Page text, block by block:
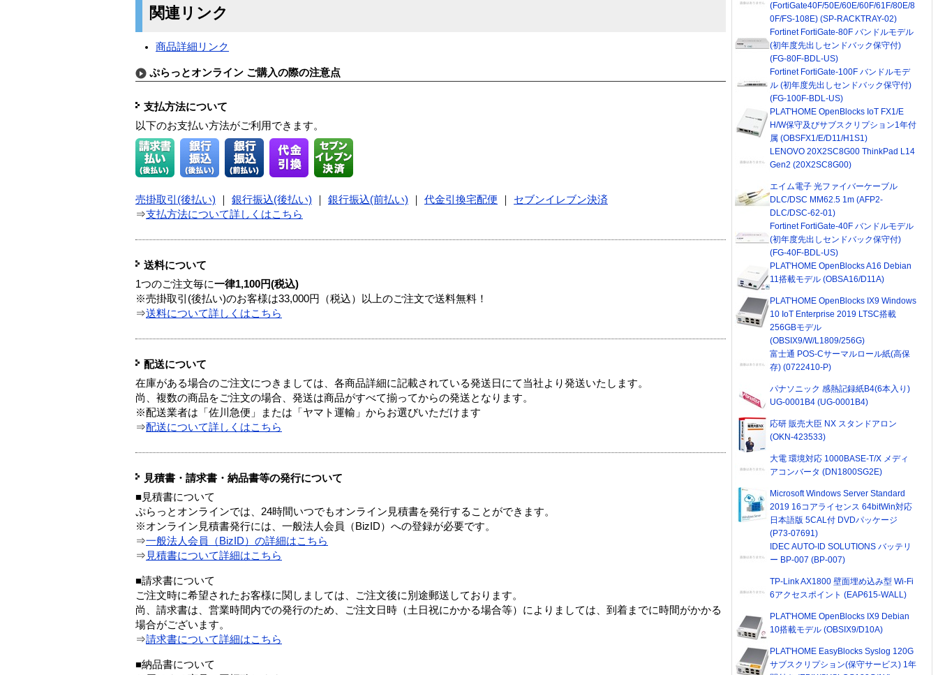
関連リンク
商品詳細リンク
ぷらっとオンライン ご購入の際の注意点
支払方法について
以下のお支払い方法がご利用できます。
売掛取引(後払い) 銀行振込(後払い) 銀行振込(前払い) 代金引換宅配便
セブンイレブン決済
⇒支払方法について詳しくはこちら
送料について
1つのご注文毎に一律1,100円(税込)
※売掛取引(後払い)のお客様は33,000円（税込）以上のご注文で送料無料！
⇒送料について詳しくはこちら
配送について
在庫がある場合のご注文につきましては、各商品詳細に記載されている発送日にて当社より発送いたします。
尚、複数の商品をご注文の場合、発送は商品がすべて揃ってからの発送となります。
※配送業者は「佐川急便」または「ヤマト運輸」からお選びいただけます
⇒配送について詳しくはこちら
見積書・請求書・納品書等の発行について
■見積書について
ぷらっとオンラインでは、24時間いつでもオンライン見積書を発行することができます。
※オンライン見積書発行には、一般法人会員（BizID）への登録が必要です。
⇒一般法人会員（BizID）の詳細はこちら
⇒ 見積書について詳細はこちら
■請求書について
ご注文時に希望されたお客様に関しましては、ご注文後に別途郵送しております。
尚、請求書は、営業時間内での発行のため、ご注文日時（土日祝にかかる場合等）によりましては、到着までに時間がかかる
場合がございます。
⇒請求書について詳細はこちら
■納品書について
(FortiGate40F/50E/60E/60F/61F/80E/8
0F/FS-108E) (SP-RACKTRAY-02)
Fortinet FortiGate-80F バンドルモデル
(初年度先出しセンドバック保守付)
(FG-80F-BDL-US)
Fortinet FortiGate-100F バンドルモデ
ル (初年度先出しセンドバック保守付)
(FG-100F-BDL-US)
PLAT'HOME OpenBlocks IoT FX1/E
H/W保守及びサブスクリプション1年付
属 (OBSFX1/E/D11/H1S1)
LENOVO 20X2SC8G00 ThinkPad L14
Gen2 (20X2SC8G00)
エイム電子 光ファイバーケーブル
DLC/DSC MM62.5 1m (AFP2-
DLC/DSC-62-01)
Fortinet FortiGate-40F バンドルモデル
(初年度先出しセンドバック保守付)
(FG-40F-BDL-US)
PLAT'HOME OpenBlocks A16 Debian
11搭載モデル (OBSA16/D11A)
PLAT'HOME OpenBlocks IX9 Windows
10 IoT Enterprise 2019 LTSC搭載
256GBモデル
(OBSIX9/W/L1809/256G)
富士通 POS-Cサーマルロール紙(高保
存) (0722410-P)
パナソニック 感熱記録紙B4(6本入り)
UG-0001B4 (UG-0001B4)
応研 販売大臣 NX スタンドアロン
(OKN-423533)
大電 環境対応 1000BASE-T/X メディ
アコンバータ (DN1800SG2E)
Microsoft Windows Server Standard
2019 16コアライセンス 64bitWin対応
日本語版 5CAL付 DVDパッケージ
(P73-07691)
IDEC AUTO-ID SOLUTIONS バッテリ
ー BP-007 (BP-007)
TP-Link AX1800 壁面埋め込み型 Wi-Fi
6アクセスポイント (EAP615-WALL)
PLAT'HOME OpenBlocks IX9 Debian
10搭載モデル (OBSIX9/D10A)
PLAT'HOME EasyBlocks Syslog 120G
サブスクリプション(保守サービス) 1年